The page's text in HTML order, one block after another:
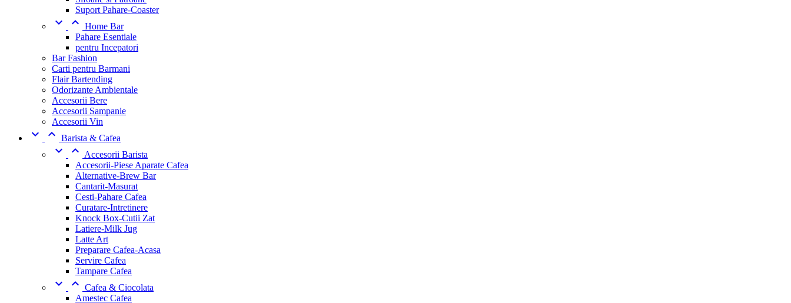
Suport Pahare-Coaster
  Home Bar
Pahare Esentiale
pentru Incepatori
Bar Fashion
Carti pentru Barmani
Flair Bartending
Odorizante Ambientale
Accesorii Bere
Accesorii Sampanie
Accesorii Vin
  Barista & Cafea
  Accesorii Barista
Accesorii-Piese Aparate Cafea
Alternative-Brew Bar
Cantarit-Masurat
Cesti-Pahare Cafea
Curatare-Intretinere
Knock Box-Cutii Zat
Latiere-Milk Jug
Latte Art
Preparare Cafea-Acasa
Servire Cafea
Tampare Cafea
  Cafea & Ciocolata
Amestec Cafea